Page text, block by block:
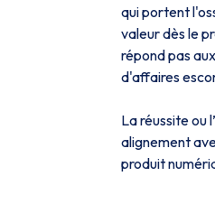
qui portent
valeur dès le
répond pas
d'affaires
La réussite ou
alignement
produit